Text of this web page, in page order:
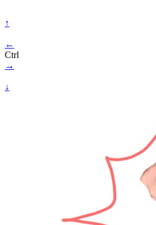
↑
←
Ctrl
→
↓